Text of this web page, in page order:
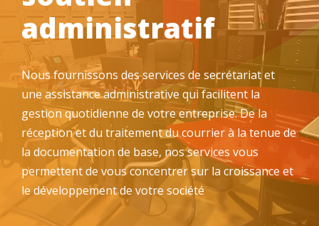
administratif
Nous fournissons des services de secrétariat et
une assistance administrative qui facilitent la
gestion quotidienne de votre entreprise. De la
réception et du traitement du courrier à la tenue de
la documentation de base, nos services vous
permettent de vous concentrer sur la croissance et
le développement de votre société